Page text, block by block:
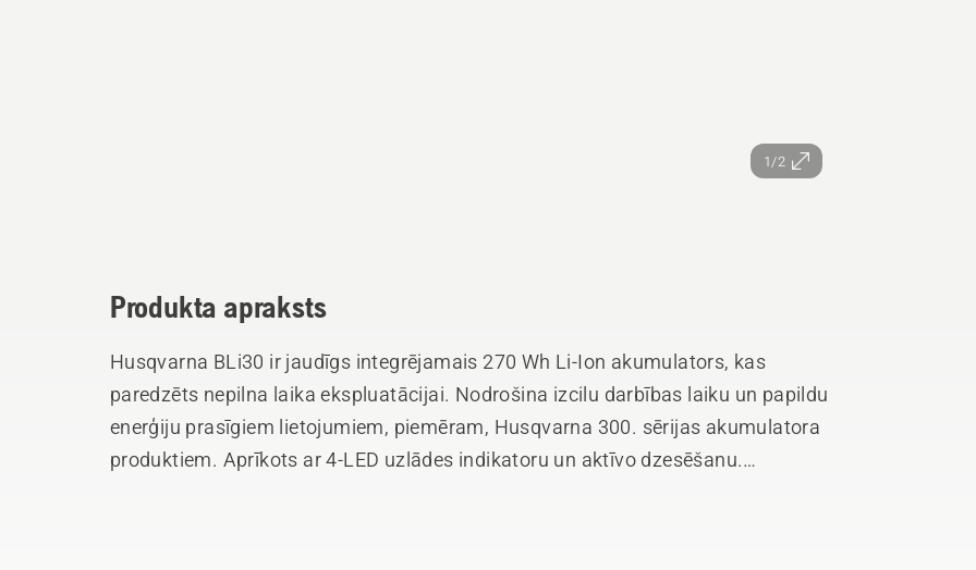
1/2
Produkta apraksts
Husqvarna BLi30 ir jaudīgs integrējamais 270 Wh Li-Ion akumulators, kas
paredzēts nepilna laika ekspluatācijai. Nodrošina izcilu darbības laiku un papildu
enerģiju prasīgiem lietojumiem, piemēram, Husqvarna 300. sērijas akumulatora
produktiem. Aprīkots ar 4-LED uzlādes indikatoru un aktīvo dzesēšanu.